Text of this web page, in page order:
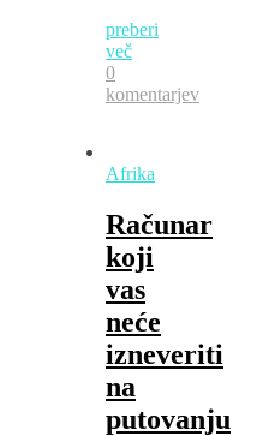
preberi
več
0
komentarjev
Afrika
Računar
koji
vas
neće
izneveriti
na
putovanju